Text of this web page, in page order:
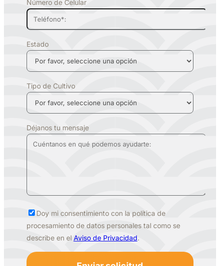
Número de Celular
Estado
Tipo de Cultivo
Déjanos tu mensaje
Doy mi consentimiento con la política de
procesamiento de datos personales tal como se
describe en el Aviso de Privacidad.